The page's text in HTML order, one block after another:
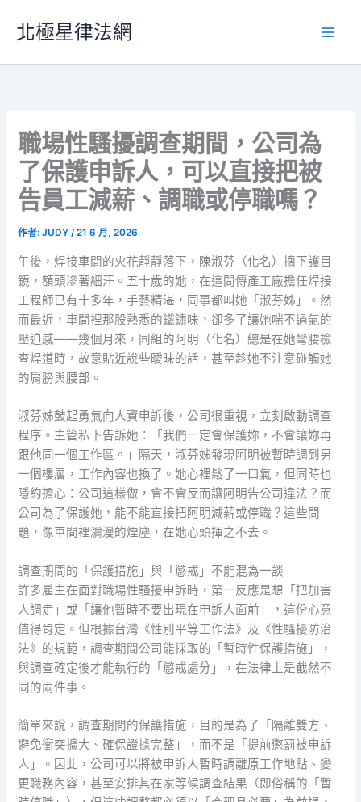
要
北極星律法網
職場性騷擾調查期間，公司為
了保護申訴人，可以直接把被
告員工減薪、調職或停職嗎？
作者:JUDY/21 6 月, 2026
午後，焊接車間的火花靜靜落下，陳淑芬（化名）摘下護目
鏡，額頭滲著細汗。五十歲的她，在這間傳產工廠擔任焊接
工程師已有十多年，手藝精湛，同事都叫她「淑芬姊」。然
而最近，車間裡那股熟悉的鐵鏽味，卻多了讓她喘不過氣的
壓迫感——幾個月來，同組的阿明（化名）總是在她彎腰檢
查焊道時，故意貼近說些曖昧的話，甚至趁她不注意碰觸她
的肩膀與腰部。
淑芬姊鼓起勇氣向人資申訴後，公司很重視，立刻啟動調查
程序。主管私下告訴她：「我們一定會保護妳，不會讓妳再
跟他同一個工作區。」隔天，淑芬姊發現阿明被暫時調到另
一個樓層，工作內容也換了。她心裡鬆了一口氣，但同時也
隱約擔心：公司這樣做，會不會反而讓阿明告公司違法？而
公司為了保護她，能不能直接把阿明減薪或停職？這些問
題，像車間裡瀰漫的煙塵，在她心頭揮之不去。
調查期間的「保護措施」與「懲戒」不能混為一談
許多雇主在面對職場性騷擾申訴時，第一反應是想「把加害
人調走」或「讓他暫時不要出現在申訴人面前」，這份心意
值得肯定。但根據台灣《性別平等工作法》及《性騷擾防治
法》的規範，調查期間公司能採取的「暫時性保護措施」，
與調查確定後才能執行的「懲戒處分」，在法律上是截然不
同的兩件事。
簡單來說，調查期間的保護措施，目的是為了「隔離雙方、
避免衝突擴大、確保證據完整」，而不是「提前懲罰被申訴
人」。因此，公司可以將被申訴人暫時調離原工作地點、變
更職務內容，甚至安排其在家等候調查結果（即俗稱的「暫